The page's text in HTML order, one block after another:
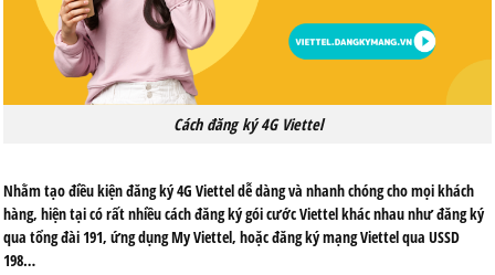
Cách đăng ký 4G Viettel
Nhằm tạo điều kiện đăng ký 4G Viettel dễ dàng và nhanh chóng cho mọi khách
hàng, hiện tại có rất nhiều cách đăng ký gói cước Viettel khác nhau như đăng ký
qua tổng đài 191, ứng dụng My Viettel, hoặc đăng ký mạng Viettel qua USSD
198…